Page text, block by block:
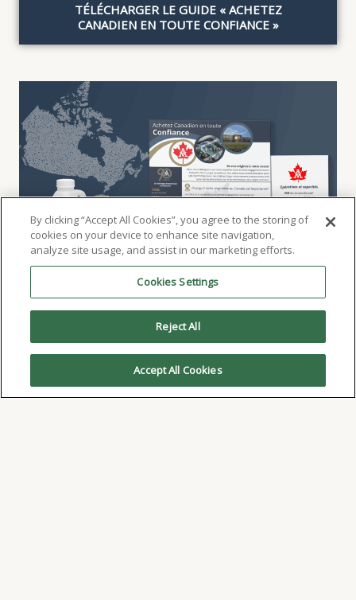
TÉLÉCHARGER LE GUIDE « ACHETEZ
CANADIEN EN TOUTE CONFIANCE »
De la qualification à la production, AIM est votre
By clicking “Accept All Cookies”, you agree to the storing of
cookies on your device to enhance site navigation,
analyze site usage, and assist in our marketing efforts.
Cookies Settings
Reject All
Accept All Cookies